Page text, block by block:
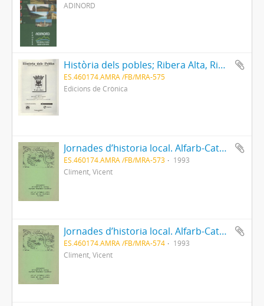
ADINORD
Història dels pobles; Ribera Alta, Ribera Baixa i La Valldigna.[ Catadau ]
ES.460174.AMRA /FB/MRA-575
Edicions de Crònica
Jornades d’historia local. Alfarb-Catadau-Llombai
ES.460174.AMRA /FB/MRA-573
1993
Climent, Vicent
Jornades d’historia local. Alfarb-Catadau-Llombai
ES.460174.AMRA /FB/MRA-574
1993
Climent, Vicent